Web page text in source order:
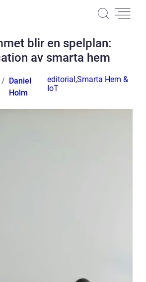
blir en spelplan:
av smarta hem
Daniel
Holm
editorial,Smarta Hem &
IoT